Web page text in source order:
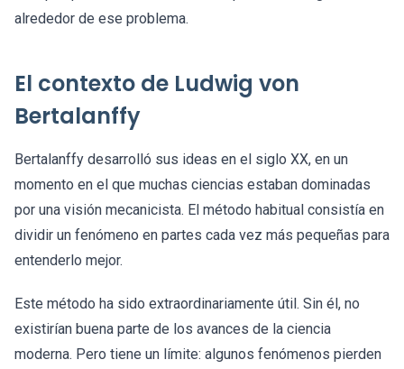
alrededor de ese problema.
El contexto de Ludwig von
Bertalanffy
Bertalanffy desarrolló sus ideas en el siglo XX, en un
momento en el que muchas ciencias estaban dominadas
por una visión mecanicista. El método habitual consistía en
dividir un fenómeno en partes cada vez más pequeñas para
entenderlo mejor.
Este método ha sido extraordinariamente útil. Sin él, no
existirían buena parte de los avances de la ciencia
moderna. Pero tiene un límite: algunos fenómenos pierden